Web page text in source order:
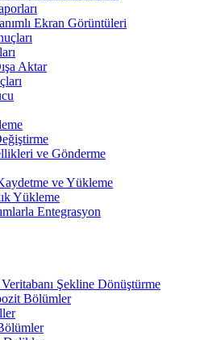
Ekran Görüntüleri
Aktar
ve Gönderme
ve Yükleme
Yükleme
Entegrasyon
Şekline Dönüştürme
Bölümler